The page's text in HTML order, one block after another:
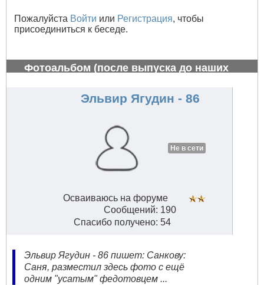
Пожалуйста Войти или Регистрация, чтобы
присоединиться к беседе.
Фотоальбом (после выпуска до наших
Эльвир Ягудин - 86
Не в сети
Осваиваюсь на форуме
Сообщений: 190
Спасибо получено: 54
Эльвир Ягудин - 86 пишет: Санкову:
Саня, разместил здесь фото с ещё
одним "усатым" федотовцем ...